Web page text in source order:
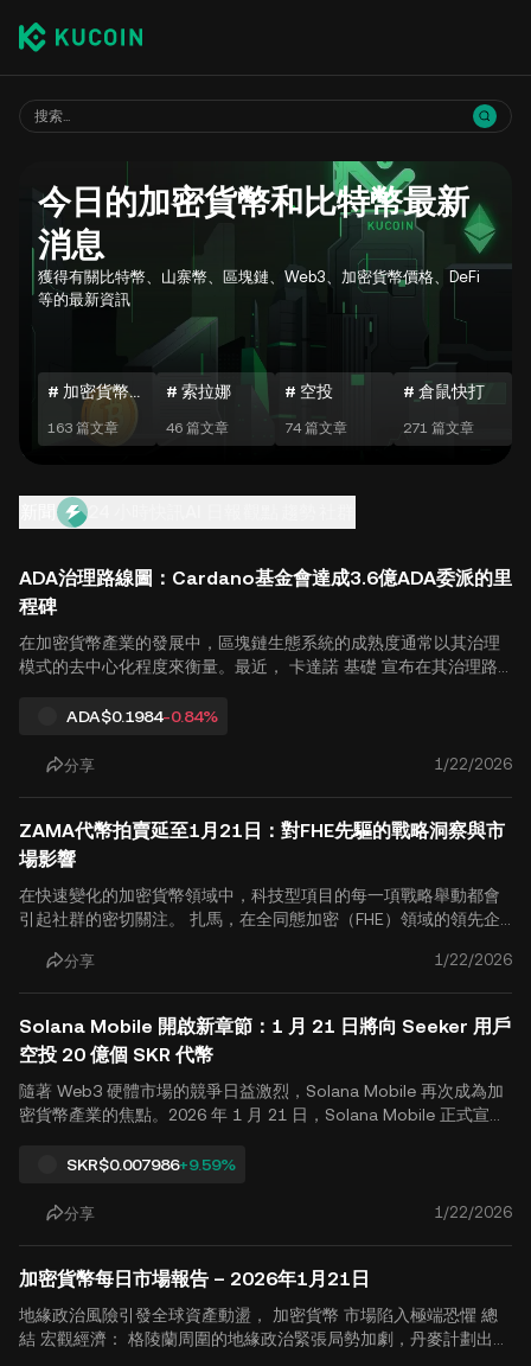
今日的加密貨幣和比特幣最新
消息
獲得有關比特幣、山寨幣、區塊鏈、Web3、加密貨幣價格、DeFi
等的最新資訊
# 加密貨幣每日動向
163 篇文章
# 索拉娜
46 篇文章
# 空投
74 篇文章
# 倉鼠快打
271 篇文章
ADA治理路線圖：Cardano基金會達成3.6億ADA委派的里
程碑
在加密貨幣產業的發展中，區塊鏈生態系統的成熟度通常以其治理
模式的去中心化程度來衡量。最近， 卡達諾 基礎 宣布在其治理路
這標誌著從集中指導向分散自主的轉變。 對 ADA 持有者及區塊鏈
決策權的根本再分配。本文探討了這一發展及其對更廣泛生態系統
的社區代表 (DReps)。每位代表獲得約 2,000 萬 ADA 的投票權重。
這些.
ADA$0.1984-0.84%
分享 1/22/2026
ZAMA代幣拍賣延至1月21日：對FHE先驅的戰略洞察與市
場影響
在快速變化的加密貨幣領域中，科技型項目的每一項戰略舉動都會
引起社群的密切關注。 扎馬，在全同態加密（FHE）領域的領先企
21日至24日。 此調整改變了參與者的運營時間表，並促使人們重新
評估項目的估值、技術障礙和市場預期。本文探討此重新安排的背
景及其潛在影響 加密貨幣 從分析的角度來看用戶。 拍賣機制與技
術整合 根據最新的官方更新，ZAMA 代幣拍賣時間表如下： 拍賣
期：2026年1月21日至1月24日。 代幣聲稱日期預計於 2026 年 2
月 2 日開幕。 拍賣格式：一個以太坊為基礎的 密封式荷蘭拍賣。
本.
分享 1/22/2026
Solana Mobile 開啟新章節：1 月 21 日將向 Seeker 用戶
空投 20 億個 SKR 代幣
隨著 Web3 硬體市場的競爭日益激烈，Solana Mobile 再次成為加
密貨幣產業的焦點。2026 年 1 月 21 日，Solana Mobile 正式宣布
钱包。此次空投總計20億枚代幣，佔總供應量約20%，旨在獎勵早
aga 電話的繼任者， 索拉納 尋找者 空投 獎勵 及其生態系統的發展
投細節：受惠者是誰？ 根據官方消息來源披露.
SKR$0.007986+9.59%
分享 1/22/2026
加密貨幣每日市場報告 – 2026年1月21日
地緣政治風險引發全球資產動盪， 加密貨幣 市場陷入極端恐懼 總
結 宏觀經濟： 格陵蘭周圍的地緣政治緊張局勢加劇，丹麥計劃出售